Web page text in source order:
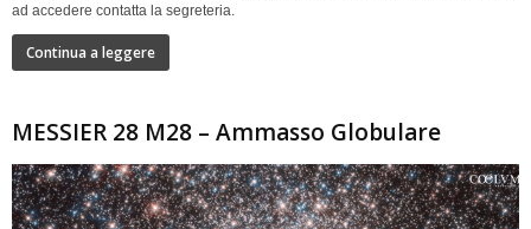
ad accedere contatta la segreteria.
Continua a leggere
MESSIER 28 M28 – Ammasso Globulare